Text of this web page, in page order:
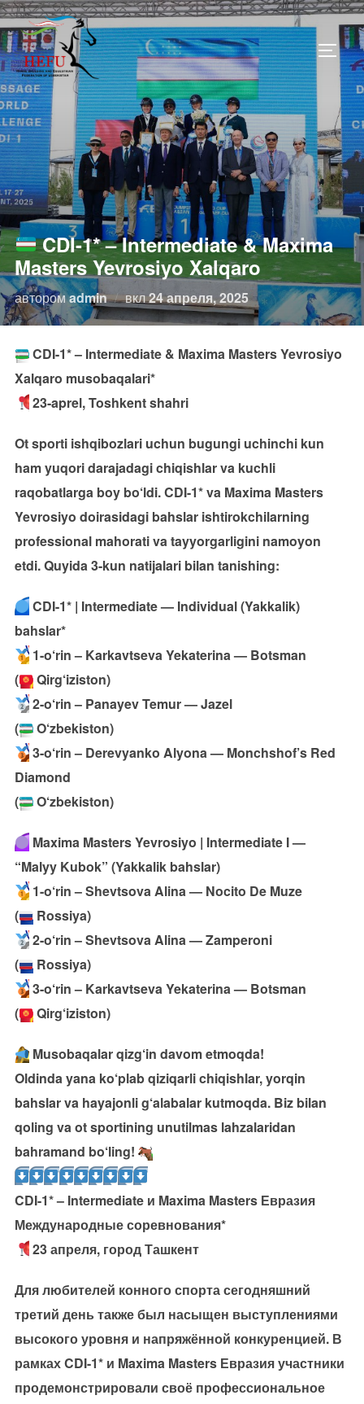
Перейти
к
содержимому
CDI-1* – Intermediate & Maxima
Masters Yevrosiyo Xalqaro
авторомadmin вклОпубликовано
24 апреля, 2025
CDI-1* – Intermediate & Maxima Masters Yevrosiyo
Xalqaro musobaqalari*
23-aprel, Toshkent shahri
Ot sporti ishqibozlari uchun bugungi uchinchi kun
ham yuqori darajadagi chiqishlar va kuchli
raqobatlarga boy bo‘ldi. CDI-1* va Maxima Masters
Yevrosiyo doirasidagi bahslar ishtirokchilarning
professional mahorati va tayyorgarligini namoyon
etdi. Quyida 3-kun natijalari bilan tanishing:
CDI-1* | Intermediate — Individual (Yakkalik)
bahslar*
1-o‘rin – Karkavtseva Yekaterina — Botsman
(
Qirg‘iziston)
2-o‘rin – Panayev Temur — Jazel
(
O‘zbekiston)
3-o‘rin – Derevyanko Alyona — Monchshof’s Red
Diamond
(
O‘zbekiston)
Maxima Masters Yevrosiyo | Intermediate I —
“Malyy Kubok” (Yakkalik bahslar)
1-o‘rin – Shevtsova Alina — Nocito De Muze
(
Rossiya)
2-o‘rin – Shevtsova Alina — Zamperoni
(
Rossiya)
3-o‘rin – Karkavtseva Yekaterina — Botsman
(
Qirg‘iziston)
Musobaqalar qizg‘in davom etmoqda!
Oldinda yana ko‘plab qiziqarli chiqishlar, yorqin
bahslar va hayajonli g‘alabalar kutmoqda. Biz bilan
qoling va ot sportining unutilmas lahzalaridan
bahramand bo‘ling!
CDI-1* – Intermediate и Maxima Masters Евразия
Международные соревнования*
23 апреля, город Ташкент
Для любителей конного спорта сегодняшний
третий день также был насыщен выступлениями
высокого уровня и напряжённой конкуренцией. В
рамках CDI-1* и Maxima Masters Евразия участники
продемонстрировали своё профессиональное